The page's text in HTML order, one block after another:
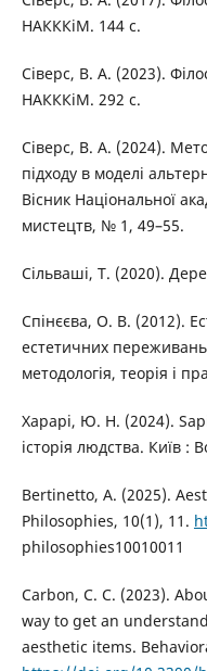
НАКККіМ. 144 с.
Сіверс, В. А. (2023).
НАКККіМ. 292 с.
Сіверс, В. А. (2024).
підходу в моделі
Вісник Національної
мистецтв, № 1, 49–55.
Сільваші, Т. (2020).
Спінєєва, О. В. (2012).
естетичних
методологія, теорія і
Харарі, Ю. Н. (2024).
історія людства. Київ :
Bertinetto, A. (2025).
Philosophies, 10(1), 11.
philosophies10010011
Carbon, C. C. (2023).
way to get an
aesthetic items.